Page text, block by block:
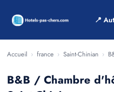
📍
Accueil › france › Saint-Chinian ›
B&B / Chambre